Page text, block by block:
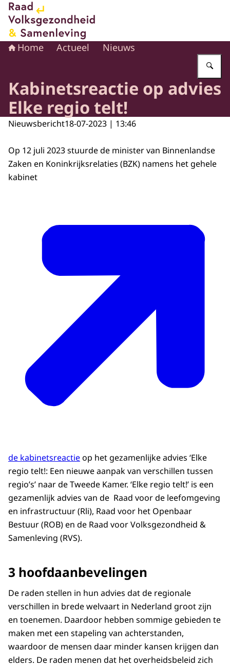
Naar de homepage van Raad voor Volksgezondheid en
Home Actueel Nieuws
Kabinetsreactie op advies
Elke regio telt!
Nieuwsbericht18-07-2023 | 13:46
Op 12 juli 2023 stuurde de minister van Binnenlandse
Zaken en Koninkrijksrelaties (BZK) namens het gehele
kabinet
de kabinetsreactieop het gezamenlijke advies ‘Elke
regio telt!: Een nieuwe aanpak van verschillen tussen
regio’s’ naar de Tweede Kamer. ‘Elke regio telt!’ is een
gezamenlijk advies van de Raad voor de leefomgeving
en infrastructuur (Rli), Raad voor het Openbaar
Bestuur (ROB) en de Raad voor Volksgezondheid &
Samenleving (RVS).
3 hoofdaanbevelingen
De raden stellen in hun advies dat de regionale
verschillen in brede welvaart in Nederland groot zijn
en toenemen. Daardoor hebben sommige gebieden te
maken met een stapeling van achterstanden,
waardoor de mensen daar minder kansen krijgen dan
elders. De raden menen dat het overheidsbeleid zich